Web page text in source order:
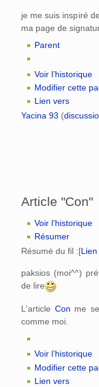
je me suis inspiré
ma page de
Parent
Voir l’historique
Modifier cette
Lien vers
Yacina 93 (
Article "Con"
Voir l’historique
Résumer
Résumé du fil :[
paksios (moi^^)
de lire
L'article Con me
comme moi.
Voir l’historique
Modifier cette
Lien vers